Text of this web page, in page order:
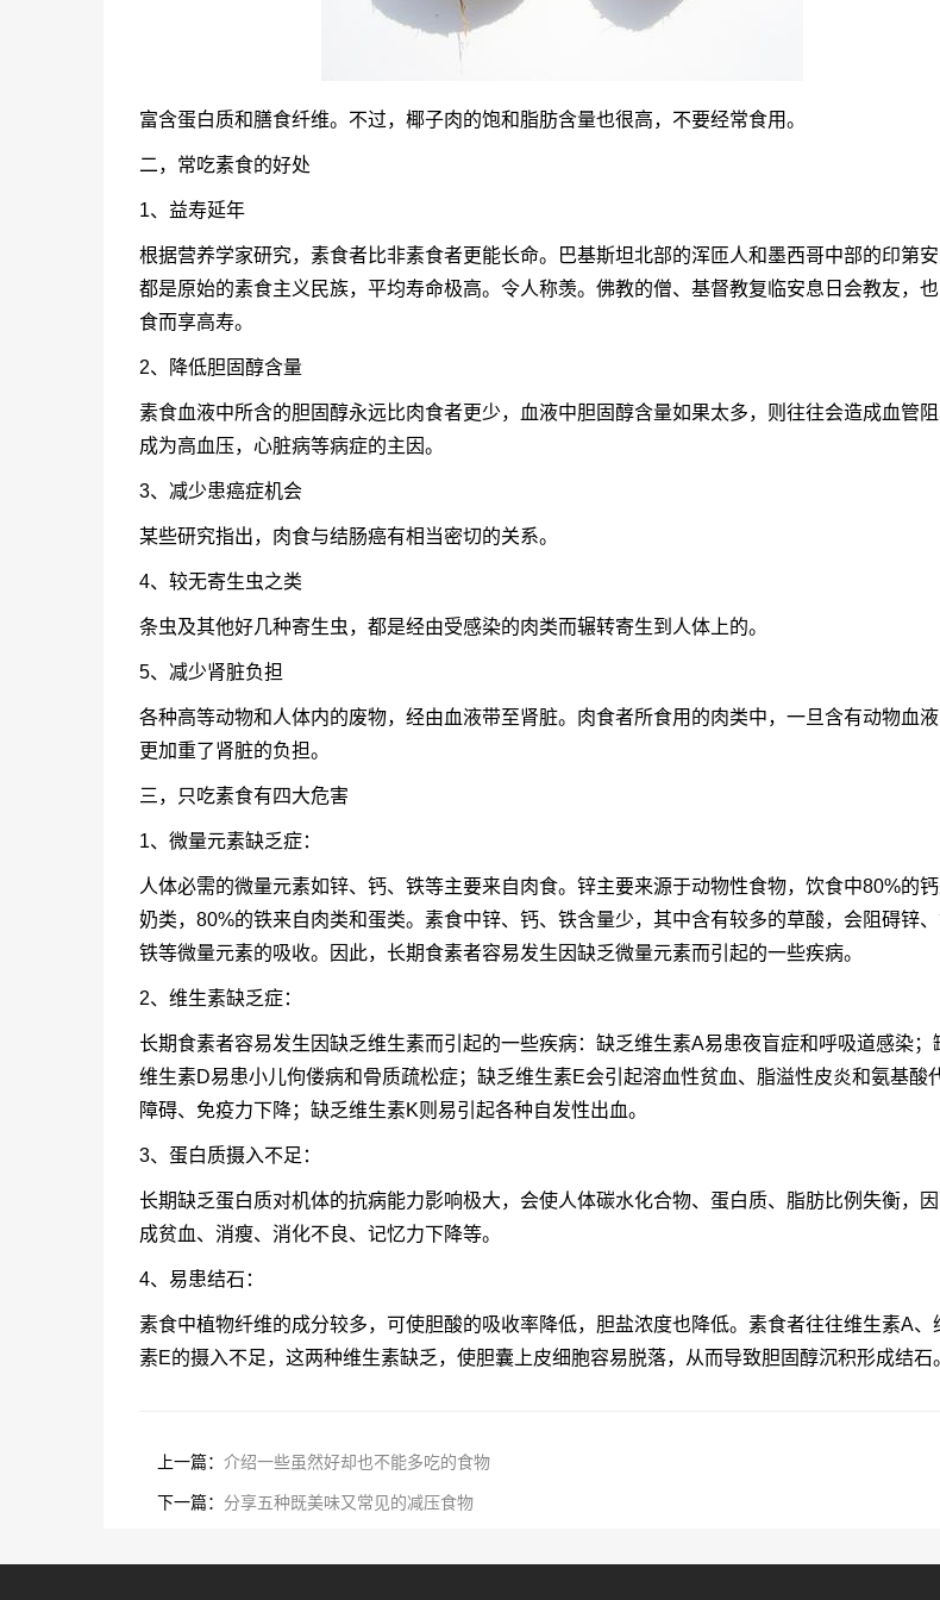
富含蛋白质和膳食纤维。不过，椰子肉的饱和脂肪含量也很高，不要经常食用。
二，常吃素食的好处
1、益寿延年
根据营养学家研究，素食者比非素食者更能长命。巴基斯坦北部的浑匝人和墨西哥中部的印第安
都是原始的素食主义民族，平均寿命极高。令人称羡。佛教的僧、基督教复临安息日会教友，
食而享高寿。
2、降低胆固醇含量
素食血液中所含的胆固醇永远比肉食者更少，血液中胆固醇含量如果太多，则往往会造成血管阻
成为高血压，心脏病等病症的主因。
3、减少患癌症机会
某些研究指出，肉食与结肠癌有相当密切的关系。
4、较无寄生虫之类
条虫及其他好几种寄生虫，都是经由受感染的肉类而辗转寄生到人体上的。
5、减少肾脏负担
各种高等动物和人体内的废物，经由血液带至肾脏。肉食者所食用的肉类中，一旦含有动物血液
更加重了肾脏的负担。
三，只吃素食有四大危害
1、微量元素缺乏症：
人体必需的微量元素如锌、钙、铁等主要来自肉食。锌主要来源于动物性食物，饮食中80%的
奶类，80%的铁来自肉类和蛋类。素食中锌、钙、铁含量少，其中含有较多的草酸，会阻碍锌
铁等微量元素的吸收。因此，长期食素者容易发生因缺乏微量元素而引起的一些疾病。
2、维生素缺乏症：
长期食素者容易发生因缺乏维生素而引起的一些疾病：缺乏维生素A易患夜盲症和呼吸道感染；
维生素D易患小儿佝偻病和骨质疏松症；缺乏维生素E会引起溶血性贫血、脂溢性皮炎和氨基酸
障碍、免疫力下降；缺乏维生素K则易引起各种自发性出血。
3、蛋白质摄入不足：
长期缺乏蛋白质对机体的抗病能力影响极大，会使人体碳水化合物、蛋白质、脂肪比例失衡，
成贫血、消瘦、消化不良、记忆力下降等。
4、易患结石：
素食中植物纤维的成分较多，可使胆酸的吸收率降低，胆盐浓度也降低。素食者往往维生素A、
素E的摄入不足，这两种维生素缺乏，使胆囊上皮细胞容易脱落，从而导致胆固醇沉积形成结石
上一篇： 介绍一些虽然好却也不能多吃的食物
下一篇： 分享五种既美味又常见的减压食物